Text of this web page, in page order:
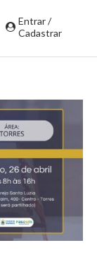
Entrar /
Cadastrar